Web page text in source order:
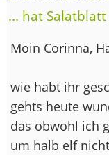
... hat
Moin Corinna,
wie habt ihr
gehts heute
das obwohl ich
um halb elf